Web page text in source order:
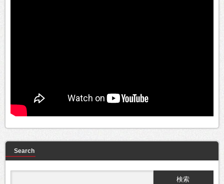
Search